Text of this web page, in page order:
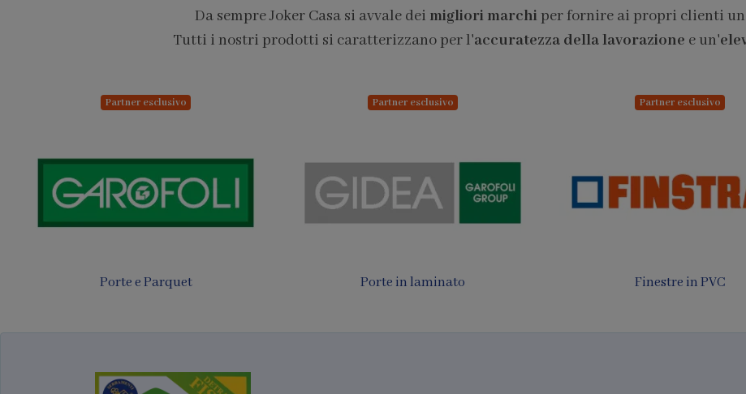
Da sempre Joker Casa si avvale dei migliori marchiper fornire ai propri clienti
Tutti i nostri prodotti si caratterizzano per l'accuratezza della lavorazione e un'
PARTNER PRO
Finestre per tetti
Partner esclusivo
Finestre in legno e